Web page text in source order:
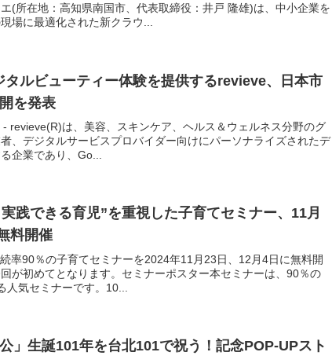
(所在地：高知県南国市、代表取締役：井戸 隆雄)は、中小企業を
場に最適化された新クラウ...
ルビューティー体験を提供するrevieve、日本市
を発表
revieve(R)は、美容、スキンケア、ヘルス＆ウェルネス分野のグ
、デジタルサービスプロバイダー向けにパーソナライズされたデ
企業であり、Go...
践できる育児”を重視した子育てセミナー、11月
料開催
率90％の子育てセミナーを2024年11月23日、12月4日に無料開
が初めてとなります。セミナーポスター本セミナーは、90％の
気セミナーです。10...
」生誕101年を台北101で祝う！記念POP-UPスト